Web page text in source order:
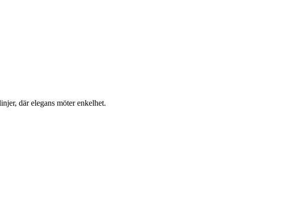
där elegans möter enkelhet.